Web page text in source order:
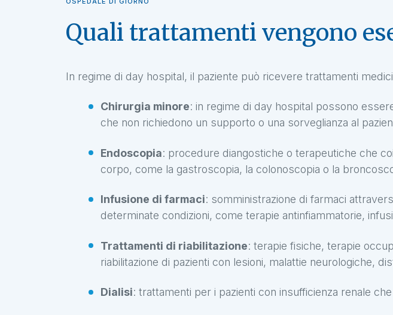
Quali trattamenti vengono
In regime di day hospital, il paziente può ricevere trattamenti
Chirurgia minore: in regime di day hospital possono
che non richiedono un supporto o una sorveglianza al
Endoscopia: procedure diangostiche o terapeutiche che
corpo, come la gastroscopia, la colonoscopia o la
Infusione di farmaci: somministrazione di farmaci
determinate condizioni, come terapie antinfiammatorie,
Trattamenti di riabilitazione: terapie fisiche, terapie
riabilitazione di pazienti con lesioni, malattie neurologiche,
Dialisi: trattamenti per i pazienti con insufficienza renale